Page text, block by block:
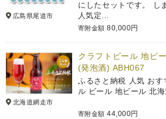
広島県尾道市
にしたセットです。 し
人気定…
寄附金額 80,000円
北海道網走市
クラフトビール 地ビ
(発泡酒) ABH067
ふるさと納税 人気 お
ル ビール 地ビール 北
寄附金額 44,000円